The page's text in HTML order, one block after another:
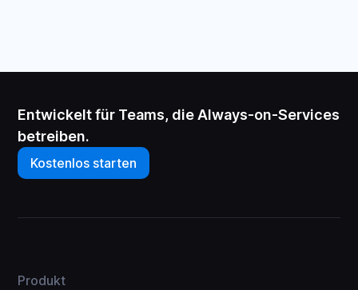
Entwickelt für Teams, die Always-on-Services
betreiben.
Kostenlos starten
Produkt